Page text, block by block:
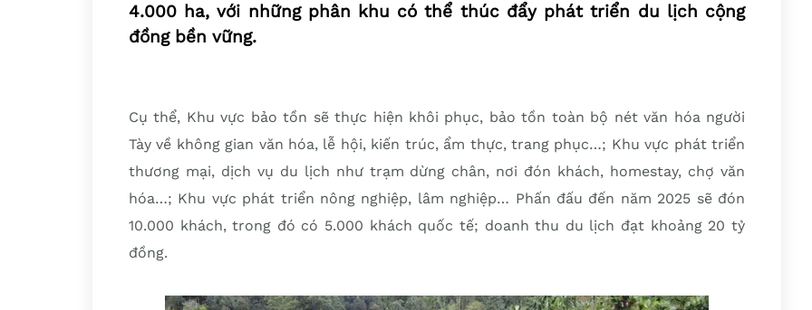
4.000 ha, với những phân khu có thể thúc đẩy phát triển du lịch cộng
đồng bền vững.
Cụ thể, Khu vực bảo tồn sẽ thực hiện khôi phục, bảo tồn toàn bộ nét văn hóa người
Tày về không gian văn hóa, lễ hội, kiến ​​trúc, ẩm thực, trang phục…; Khu vực phát triển
thương mại, dịch vụ du lịch như trạm dừng chân, nơi đón khách, homestay, chợ văn
hóa…; Khu vực phát triển nông nghiệp, lâm nghiệp… Phấn đấu đến năm 2025 sẽ đón
10.000 khách, trong đó có 5.000 khách quốc tế; doanh thu du lịch đạt khoảng 20 tỷ
đồng.